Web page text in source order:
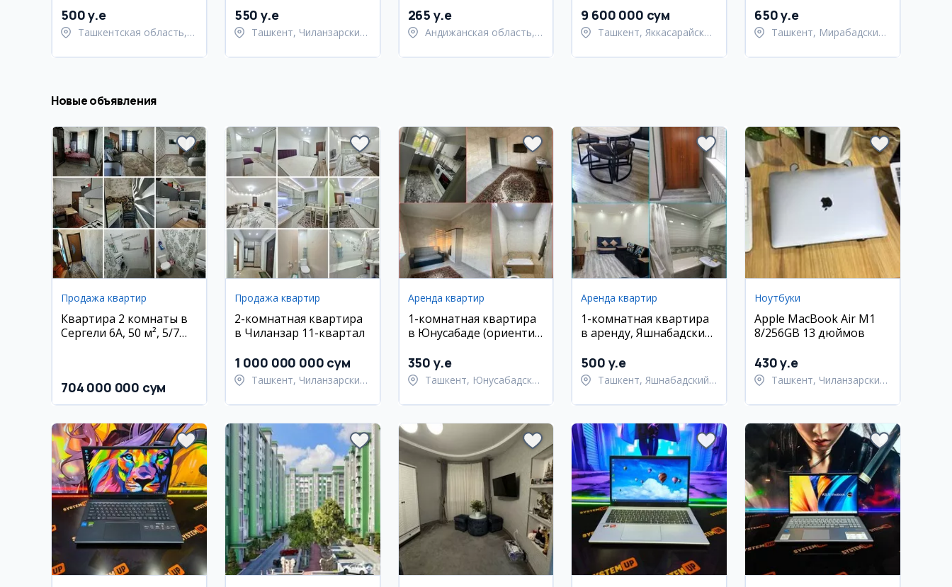
Ташкенте, Лабзак, парк
Навруз
500 y.e
Ташкентская область,
550 y.e
Ташкент, Чиланзарский
265 y.e
Андижанская область,
9 600 000 сум
Ташкент, Яккасарайский
650 y.e
Ташкент, Мирабадский
Новые объявления
Продажа квартир
Квартира 2 комнаты в
Сергели 6А, 50 м², 5/7
704 000 000 сум
Продажа квартир
2-комнатная квартира
в Чиланзар 11-квартал
1 000 000 000 сум
Ташкент, Чиланзарский
Аренда квартир
1-комнатная квартира
в Юнусабаде (ориентир
350 y.e
Ташкент, Юнусабадский
Аренда квартир
1-комнатная квартира
в аренду, Яшнабадский
500 y.e
Ташкент, Яшнабадский
Ноутбуки
Apple MacBook Air M1
8/256GB 13 дюймов
430 y.e
Ташкент, Чиланзарский